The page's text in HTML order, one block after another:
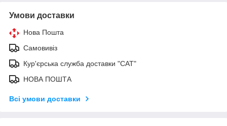
Умови доставки
Нова Пошта
Самовивіз
Кур'єрська служба доставки "САТ"
НОВА ПОШТА
Всі умови доставки